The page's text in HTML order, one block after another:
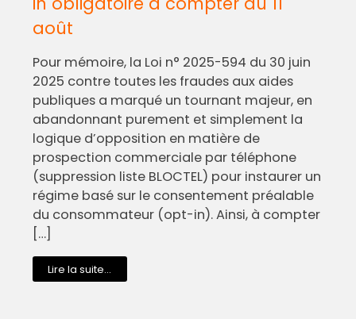
août
Pour mémoire, la Loi n° 2025-594 du 30 juin
2025 contre toutes les fraudes aux aides
publiques a marqué un tournant majeur, en
abandonnant purement et simplement la
logique d’opposition en matière de
prospection commerciale par téléphone
(suppression liste BLOCTEL) pour instaurer un
régime basé sur le consentement préalable
du consommateur (opt-in). Ainsi, à compter
[…]
Lire la suite...